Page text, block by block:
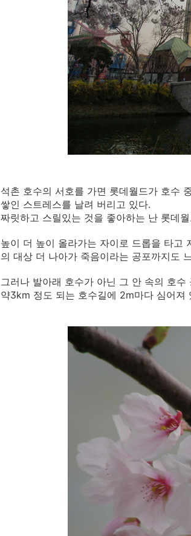
석촌 호수의 서호를 가면 롯데월드가 호수
쌓인 스트레스를 날려 버리고 있다.
짜릿하고 스릴있는 것을 좋아하는 난 롯데
높이 더 높이 올라가는 자이로 드롭을 타고
의 대상 더 나아가 죽음이라는 공포까지도
그러나 발아래 호수가 아닌 그 안 속의 호
약3km 정도 되는 호수길에 2m마다 심어져